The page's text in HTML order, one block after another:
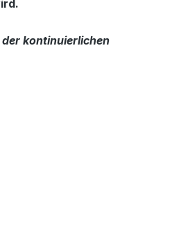
kontinuierlichen